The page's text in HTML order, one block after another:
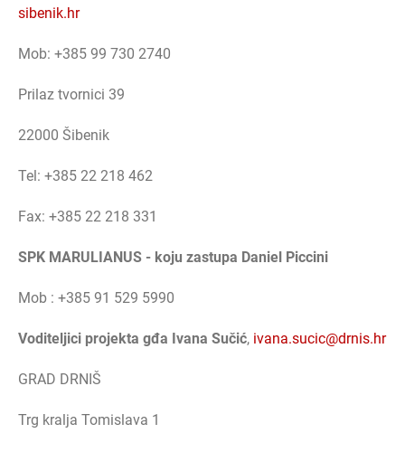
sibenik.hr
Mob: +385 99 730 2740
Prilaz tvornici 39
22000 Šibenik
Tel: +385 22 218 462
Fax: +385 22 218 331
SPK MARULIANUS - koju zastupa Daniel Piccini
Mob : +385 91 529 5990
Voditeljici projekta gđa Ivana Sučić, ivana.sucic@drnis.hr
GRAD DRNIŠ
Trg kralja Tomislava 1